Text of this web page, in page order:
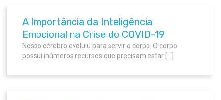
A Importância da Inteligência
Emocional na Crise do COVID-19
Nosso cérebro evoluiu para servir o corpo. O corpo
possui inúmeros recursos que precisam estar […]